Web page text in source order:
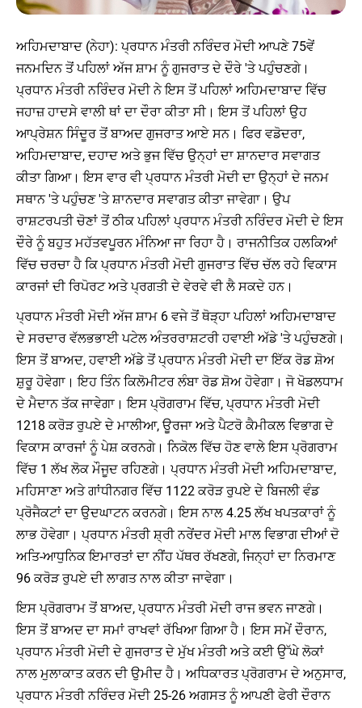
ਅਹਿਮਦਾਬਾਦ (ਨੇਹਾ): ਪ੍ਰਧਾਨ ਮੰਤਰੀ ਨਰਿੰਦਰ ਮੋਦੀ ਆਪਣੇ 75ਵੇਂ
ਜਨਮਦਿਨ ਤੋਂ ਪਹਿਲਾਂ ਅੱਜ ਸ਼ਾਮ ਨੂੰ ਗੁਜਰਾਤ ਦੇ ਦੌਰੇ 'ਤੇ ਪਹੁੰਚਣਗੇ।
ਪ੍ਰਧਾਨ ਮੰਤਰੀ ਨਰਿੰਦਰ ਮੋਦੀ ਨੇ ਇਸ ਤੋਂ ਪਹਿਲਾਂ ਅਹਿਮਦਾਬਾਦ ਵਿੱਚ
ਜਹਾਜ਼ ਹਾਦਸੇ ਵਾਲੀ ਥਾਂ ਦਾ ਦੌਰਾ ਕੀਤਾ ਸੀ। ਇਸ ਤੋਂ ਪਹਿਲਾਂ ਉਹ
ਆਪ੍ਰੇਸ਼ਨ ਸਿੰਦੂਰ ਤੋਂ ਬਾਅਦ ਗੁਜਰਾਤ ਆਏ ਸਨ। ਫਿਰ ਵਡੋਦਰਾ,
ਅਹਿਮਦਾਬਾਦ, ਦਹਾਦ ਅਤੇ ਭੁਜ ਵਿੱਚ ਉਨ੍ਹਾਂ ਦਾ ਸ਼ਾਨਦਾਰ ਸਵਾਗਤ
ਕੀਤਾ ਗਿਆ। ਇਸ ਵਾਰ ਵੀ ਪ੍ਰਧਾਨ ਮੰਤਰੀ ਮੋਦੀ ਦਾ ਉਨ੍ਹਾਂ ਦੇ ਜਨਮ
ਸਥਾਨ 'ਤੇ ਪਹੁੰਚਣ 'ਤੇ ਸ਼ਾਨਦਾਰ ਸਵਾਗਤ ਕੀਤਾ ਜਾਵੇਗਾ। ਉਪ
ਰਾਸ਼ਟਰਪਤੀ ਚੋਣਾਂ ਤੋਂ ਠੀਕ ਪਹਿਲਾਂ ਪ੍ਰਧਾਨ ਮੰਤਰੀ ਨਰਿੰਦਰ ਮੋਦੀ ਦੇ ਇਸ
ਦੌਰੇ ਨੂੰ ਬਹੁਤ ਮਹੱਤਵਪੂਰਨ ਮੰਨਿਆ ਜਾ ਰਿਹਾ ਹੈ। ਰਾਜਨੀਤਿਕ ਹਲਕਿਆਂ
ਵਿੱਚ ਚਰਚਾ ਹੈ ਕਿ ਪ੍ਰਧਾਨ ਮੰਤਰੀ ਮੋਦੀ ਗੁਜਰਾਤ ਵਿੱਚ ਚੱਲ ਰਹੇ ਵਿਕਾਸ
ਕਾਰਜਾਂ ਦੀ ਰਿਪੋਰਟ ਅਤੇ ਪ੍ਰਗਤੀ ਦੇ ਵੇਰਵੇ ਵੀ ਲੈ ਸਕਦੇ ਹਨ।
ਪ੍ਰਧਾਨ ਮੰਤਰੀ ਮੋਦੀ ਅੱਜ ਸ਼ਾਮ 6 ਵਜੇ ਤੋਂ ਥੋੜ੍ਹਾ ਪਹਿਲਾਂ ਅਹਿਮਦਾਬਾਦ
ਦੇ ਸਰਦਾਰ ਵੱਲਭਭਾਈ ਪਟੇਲ ਅੰਤਰਰਾਸ਼ਟਰੀ ਹਵਾਈ ਅੱਡੇ 'ਤੇ ਪਹੁੰਚਣਗੇ।
ਇਸ ਤੋਂ ਬਾਅਦ, ਹਵਾਈ ਅੱਡੇ ਤੋਂ ਪ੍ਰਧਾਨ ਮੰਤਰੀ ਮੋਦੀ ਦਾ ਇੱਕ ਰੋਡ ਸ਼ੋਅ
ਸ਼ੁਰੂ ਹੋਵੇਗਾ। ਇਹ ਤਿੰਨ ਕਿਲੋਮੀਟਰ ਲੰਬਾ ਰੋਡ ਸ਼ੋਅ ਹੋਵੇਗਾ। ਜੋ ਖੋਡਲਧਾਮ
ਦੇ ਮੈਦਾਨ ਤੱਕ ਜਾਵੇਗਾ। ਇਸ ਪ੍ਰੋਗਰਾਮ ਵਿੱਚ, ਪ੍ਰਧਾਨ ਮੰਤਰੀ ਮੋਦੀ
1218 ਕਰੋੜ ਰੁਪਏ ਦੇ ਮਾਲੀਆ, ਊਰਜਾ ਅਤੇ ਪੈਟਰੋ ਕੈਮੀਕਲ ਵਿਭਾਗ ਦੇ
ਵਿਕਾਸ ਕਾਰਜਾਂ ਨੂੰ ਪੇਸ਼ ਕਰਨਗੇ। ਨਿਕੋਲ ਵਿੱਚ ਹੋਣ ਵਾਲੇ ਇਸ ਪ੍ਰੋਗਰਾਮ
ਵਿੱਚ 1 ਲੱਖ ਲੋਕ ਮੌਜੂਦ ਰਹਿਣਗੇ। ਪ੍ਰਧਾਨ ਮੰਤਰੀ ਮੋਦੀ ਅਹਿਮਦਾਬਾਦ,
ਮਹਿਸਾਣਾ ਅਤੇ ਗਾਂਧੀਨਗਰ ਵਿੱਚ 1122 ਕਰੋੜ ਰੁਪਏ ਦੇ ਬਿਜਲੀ ਵੰਡ
ਪ੍ਰੋਜੈਕਟਾਂ ਦਾ ਉਦਘਾਟਨ ਕਰਨਗੇ। ਇਸ ਨਾਲ 4.25 ਲੱਖ ਖਪਤਕਾਰਾਂ ਨੂੰ
ਲਾਭ ਹੋਵੇਗਾ। ਪ੍ਰਧਾਨ ਮੰਤਰੀ ਸ਼੍ਰੀ ਨਰੇਂਦਰ ਮੋਦੀ ਮਾਲ ਵਿਭਾਗ ਦੀਆਂ ਦੋ
ਅਤਿ-ਆਧੁਨਿਕ ਇਮਾਰਤਾਂ ਦਾ ਨੀਂਹ ਪੱਥਰ ਰੱਖਣਗੇ, ਜਿਨ੍ਹਾਂ ਦਾ ਨਿਰਮਾਣ
96 ਕਰੋੜ ਰੁਪਏ ਦੀ ਲਾਗਤ ਨਾਲ ਕੀਤਾ ਜਾਵੇਗਾ।
ਇਸ ਪ੍ਰੋਗਰਾਮ ਤੋਂ ਬਾਅਦ, ਪ੍ਰਧਾਨ ਮੰਤਰੀ ਮੋਦੀ ਰਾਜ ਭਵਨ ਜਾਣਗੇ।
ਇਸ ਤੋਂ ਬਾਅਦ ਦਾ ਸਮਾਂ ਰਾਖਵਾਂ ਰੱਖਿਆ ਗਿਆ ਹੈ। ਇਸ ਸਮੇਂ ਦੌਰਾਨ,
ਪ੍ਰਧਾਨ ਮੰਤਰੀ ਮੋਦੀ ਦੇ ਗੁਜਰਾਤ ਦੇ ਮੁੱਖ ਮੰਤਰੀ ਅਤੇ ਕਈ ਉੱਘੇ ਲੋਕਾਂ
ਨਾਲ ਮੁਲਾਕਾਤ ਕਰਨ ਦੀ ਉਮੀਦ ਹੈ। ਅਧਿਕਾਰਤ ਪ੍ਰੋਗਰਾਮ ਦੇ ਅਨੁਸਾਰ,
ਪ੍ਰਧਾਨ ਮੰਤਰੀ ਨਰਿੰਦਰ ਮੋਦੀ 25-26 ਅਗਸਤ ਨੂੰ ਆਪਣੀ ਫੇਰੀ ਦੌਰਾਨ